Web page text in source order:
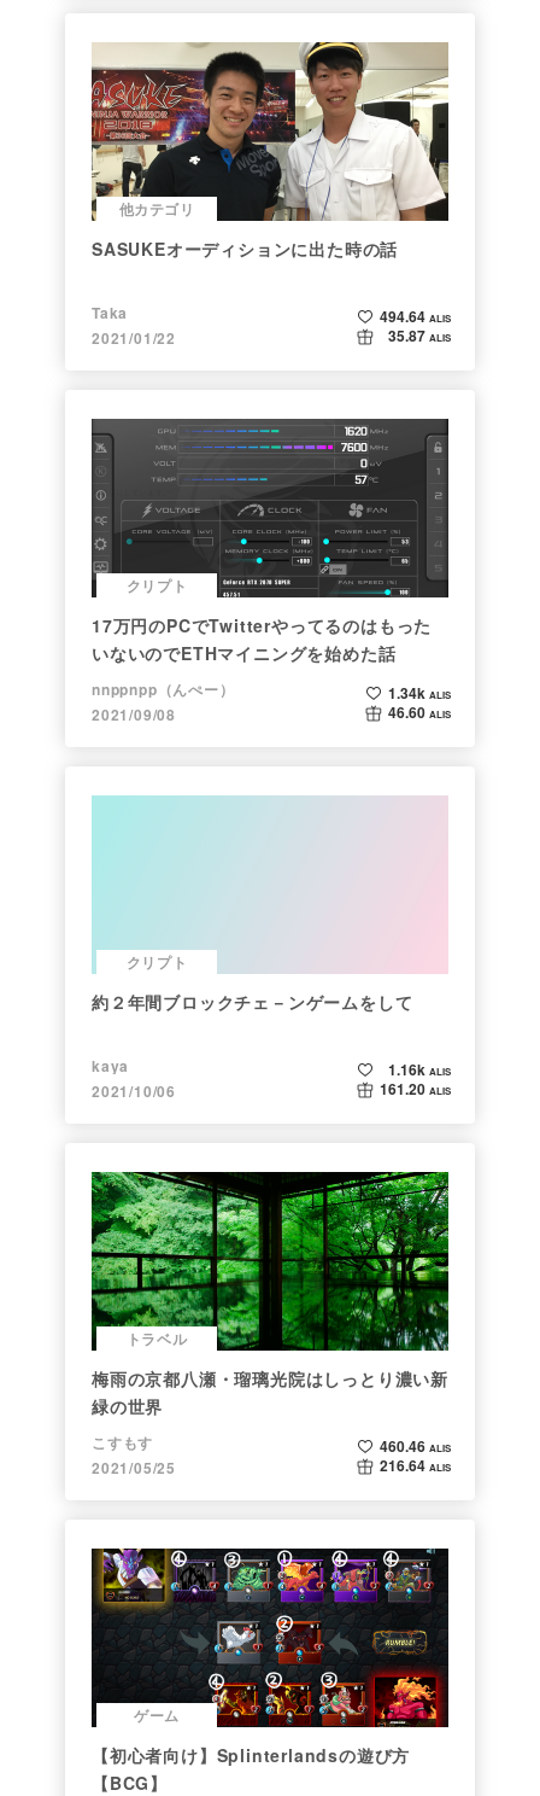
他カテゴリ
SASUKEオーディションに出た時の話
Taka
2021/01/22
494.64 ALIS
35.87 ALIS
クリプト
17万円のPCでTwitterやってるのはもった
いないのでETHマイニングを始めた話
nnppnpp（んぺー）
2021/09/08
1.34k ALIS
46.60 ALIS
クリプト
約２年間ブロックチェ－ンゲームをして
kaya
2021/10/06
1.16k ALIS
161.20 ALIS
トラベル
梅雨の京都八瀬・瑠璃光院はしっとり濃い新
緑の世界
こすもす
2021/05/25
460.46 ALIS
216.64 ALIS
ゲーム
【初心者向け】Splinterlandsの遊び方
【BCG】